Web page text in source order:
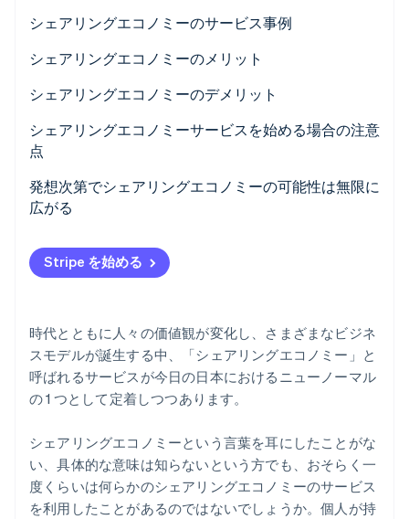
ご覧ください。
インターネットの普及と IT 技術の進歩
SNS によるコミュニケーションが一般化
ものごとの価値観と消費者ニーズの変化
シェアリングエコノミーのサービス事例
STAY JAPAN
Dog Huggy
ココナラ
シェアリングエコノミーのメリット
利用者のメリット
提供者のメリット
シェアリングエコノミーのデメリット
利用者のデメリット
提供者のデメリット
シェアリングエコノミーサービスを始める場合の注意
点
トラブル発生時に備えて補償制度を整えておく
過去のトラブル事例を調べておく
お互いの信頼のもとでサービスが成り立っていること
を意識する
発想次第でシェアリングエコノミーの可能性は無限に
広がる
Stripe を始める
時代とともに人々の価値観が変化し、さまざまなビジネ
スモデルが誕生する中、「シェアリングエコノミー」と
呼ばれるサービスが今日の日本におけるニューノーマル
の 1 つとして定着しつつあります。
シェアリングエコノミーという言葉を耳にしたことがな
い、具体的な意味は知らないという方でも、おそらく一
度くらいは何らかのシェアリングエコノミーのサービス
を利用したことがあるのではないでしょうか。個人が持